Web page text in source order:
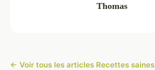
Thomas
← Voir tous les articles Recettes saines